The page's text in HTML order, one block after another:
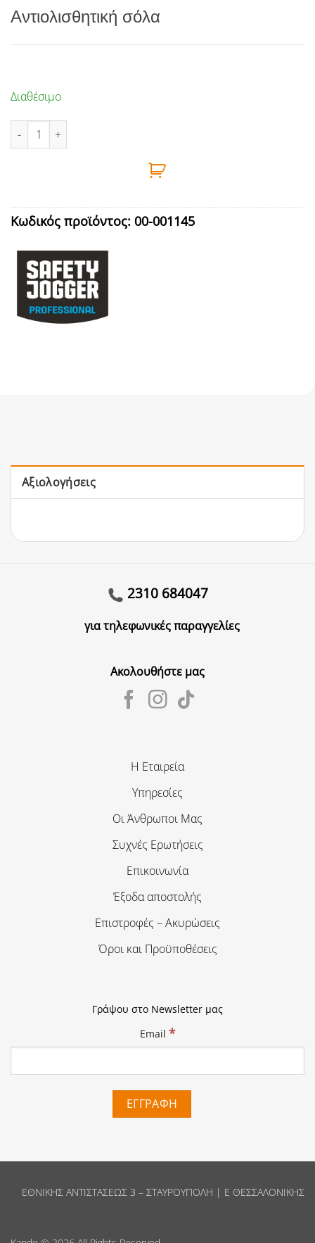
Αντιολισθητική σόλα
Διαθέσιμο
ΠΑΠΟΥΤΣΙ ΑΣΦΑΛΕΙΑΣ S1 No46 SAFETY JOGGER - BALTO
Κωδικός προϊόντος: 00-001145
Αξιολογήσεις
2310 684047
για τηλεφωνικές παραγγελίες
Ακολουθήστε μας
Η Εταιρεία
Υπηρεσίες
Οι Άνθρωποι Μας
Συχνές Ερωτήσεις
Επικοινωνία
Έξοδα αποστολής
Επιστροφές – Ακυρώσεις
Όροι και Προϋποθέσεις
Γράψου στο Newsletter μας
Email *
ΕΘΝΙΚΗΣ ΑΝΤΙΣΤΑΣΕΩΣ 3 – ΣΤΑΥΡΟΥΠΟΛΗ | Ε ΘΕΣΣΑΛΟΝΙΚΗΣ